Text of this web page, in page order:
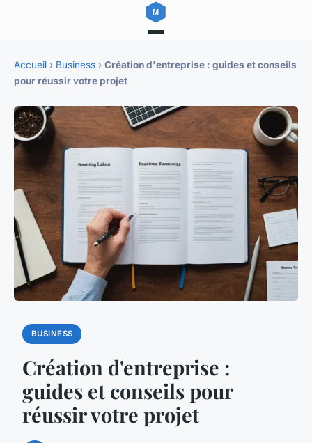
Accueil › Business › Création d'entreprise : guides et conseils
pour réussir votre projet
BUSINESS
Création d'entreprise :
guides et conseils pour
réussir votre projet